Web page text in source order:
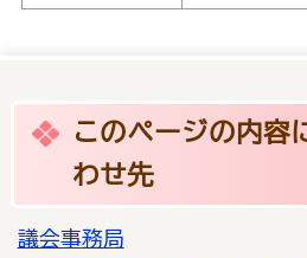
このページの内容
わせ先
議会事務局